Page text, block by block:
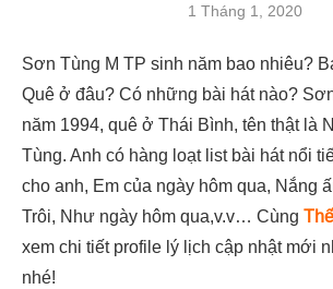
1 Tháng 1, 2020
Sơn Tùng M TP sinh năm bao nhiêu?
Quê ở đâu? Có những bài hát nào?
năm 1994, quê ở Thái Bình, tên thật là
Tùng. Anh có hàng loạt list bài hát nổi
cho anh, Em của ngày hôm qua, Nắng
Trôi, Như ngày hôm qua,v.v… Cùng
xem chi tiết profile lý lịch cập nhật mới
nhé!